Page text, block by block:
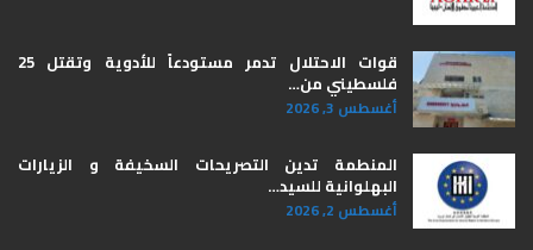
قوات الاحتلال تدمر مستودعاً للأدوية وتقتل 25
فلسطيني من…
أغسطس 3, 2026
المنطمة تدين التصريحات السخيفة و الزيارات
البهلوانية للسيد…
أغسطس 2, 2026